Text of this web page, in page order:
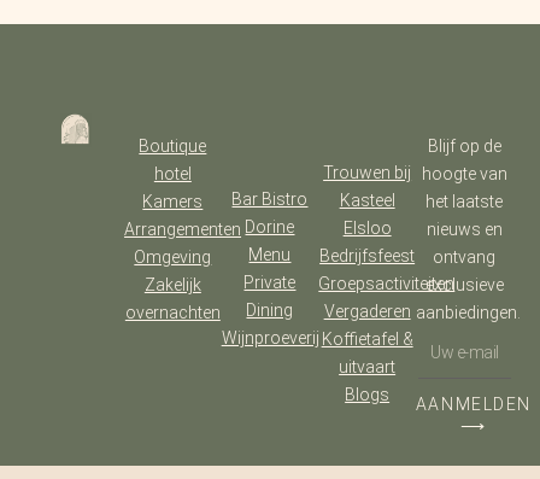
Boutique
hotel
Kamers
Arrangementen
Omgeving
Zakelijk
overnachten
Bar Bistro
Dorine
Menu
Private
Dining
Wijnproeverij
Trouwen bij
Kasteel
Elsloo
Bedrijfsfeest
Groepsactiviteiten
Vergaderen
Koffietafel &
uitvaart
Blogs
Blijf op de
hoogte van
het laatste
nieuws en
ontvang
exclusieve
aanbiedingen.
AANMELDEN
⟶